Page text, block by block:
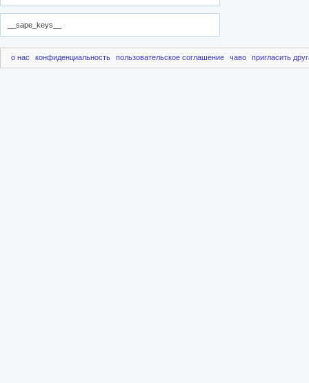
__sape_keys__
о нас конфиденциальность пользовательское соглашение чаво пригласить